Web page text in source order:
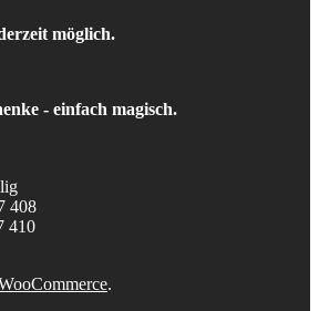
möglich.
- einfach magisch.
408
410
.